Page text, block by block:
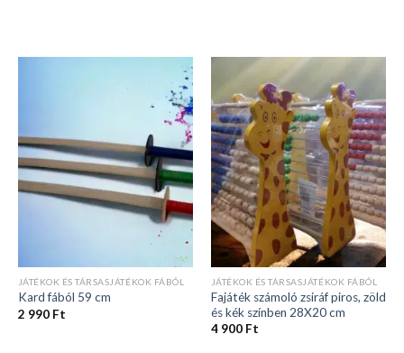
JÁTÉKOK ÉS TÁRSASJÁTÉKOK FÁBÓL
Kard fából 59 cm
2 990 Ft
JÁTÉKOK ÉS TÁRSASJÁTÉKOK FÁBÓL
Fajáték számoló zsiráf piros, zöld
és kék színben 28X20 cm
4 900 Ft